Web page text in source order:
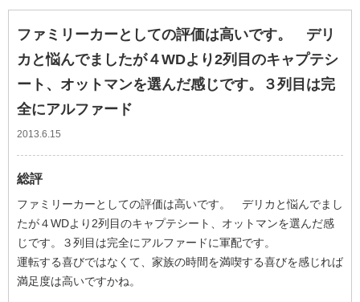
ファミリーカーとしての評価は高いです。 デリ
カと悩んでましたが４WDより2列目のキャプテシ
ート、オットマンを選んだ感じです。３列目は完
全にアルファード
2013.6.15
総評
ファミリーカーとしての評価は高いです。 デリカと悩んでまし
たが４WDより2列目のキャプテシート、オットマンを選んだ感
じです。３列目は完全にアルファードに軍配です。
運転する喜びではなくて、家族の時間を満喫する喜びを感じれば
満足度は高いですかね。